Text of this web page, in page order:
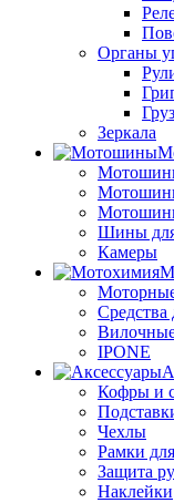
Органы
Зеркала
Шины
Камеры
Средства
IPONE
Кофры и
Чехлы
Рамки
Защита
Наклейки